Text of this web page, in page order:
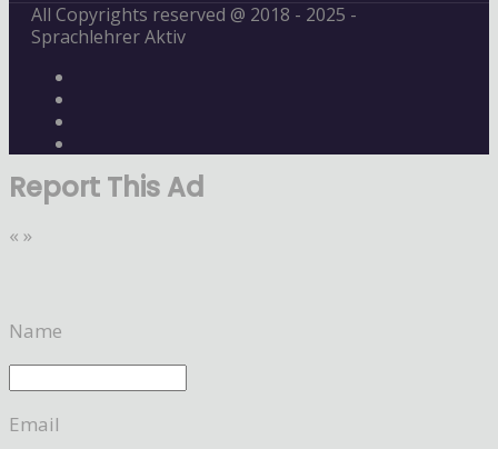
All Copyrights reserved @ 2018 - 2025 -
Sprachlehrer Aktiv
Report This Ad
« »
Name
Email